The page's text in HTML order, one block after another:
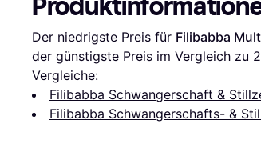
Der niedrigste Preis für Filibabba
der günstigste Preis im Vergleich zu 2
Vergleiche:
Filibabba Schwangerschaft &
Filibabba Schwangerschafts- &